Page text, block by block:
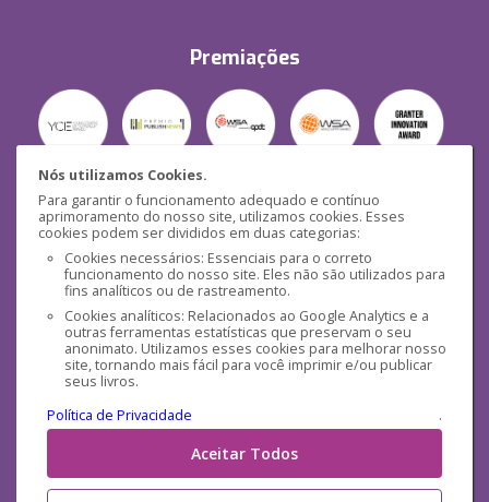
Nós utilizamos Cookies.
Para garantir o funcionamento adequado e contínuo
aprimoramento do nosso site, utilizamos cookies. Esses
cookies podem ser divididos em duas categorias:
Cookies necessários: Essenciais para o correto
funcionamento do nosso site. Eles não são utilizados para
fins analíticos ou de rastreamento.
Cookies analíticos: Relacionados ao Google Analytics e a
outras ferramentas estatísticas que preservam o seu
anonimato. Utilizamos esses cookies para melhorar nosso
site, tornando mais fácil para você imprimir e/ou publicar
seus livros.
Política de Privacidade
.
Aceitar Todos
Premiações
Segurança
Mídias Sociais